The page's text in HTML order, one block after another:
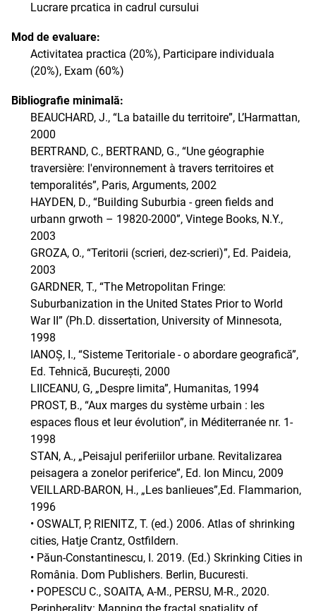
Lucrare prcatica in cadrul cursului
Mod de evaluare:
Activitatea practica (20%), Participare individuala
(20%), Exam (60%)
Bibliografie minimală:
BEAUCHARD, J., “La bataille du territoire”, L’Harmattan,
2000
BERTRAND, C., BERTRAND, G., “Une géographie
traversière: l'environnement à travers territoires et
temporalités”, Paris, Arguments, 2002
HAYDEN, D., “Building Suburbia - green fields and
urbann grwoth – 19820-2000”, Vintege Books, N.Y.,
2003
GROZA, O., “Teritorii (scrieri, dez-scrieri)”, Ed. Paideia,
2003
GARDNER, T., “The Metropolitan Fringe:
Suburbanization in the United States Prior to World
War II” (Ph.D. dissertation, University of Minnesota,
1998
IANOȘ, I., “Sisteme Teritoriale - o abordare geografică”,
Ed. Tehnică, București, 2000
LIICEANU, G, „Despre limita”, Humanitas, 1994
PROST, B., “Aux marges du système urbain : les
espaces flous et leur évolution”, in Méditerranée nr. 1-
1998
STAN, A., „Peisajul periferiilor urbane. Revitalizarea
peisagera a zonelor periferice”, Ed. Ion Mincu, 2009
VEILLARD-BARON, H., „Les banlieues”,Ed. Flammarion,
1996
• OSWALT, P, RIENITZ, T. (ed.) 2006. Atlas of shrinking
cities, Hatje Crantz, Ostfildern.
• Păun-Constantinescu, I. 2019. (Ed.) Skrinking Cities in
România. Dom Publishers. Berlin, Bucuresti.
• POPESCU C., SOAITA, A-M., PERSU, M-R., 2020.